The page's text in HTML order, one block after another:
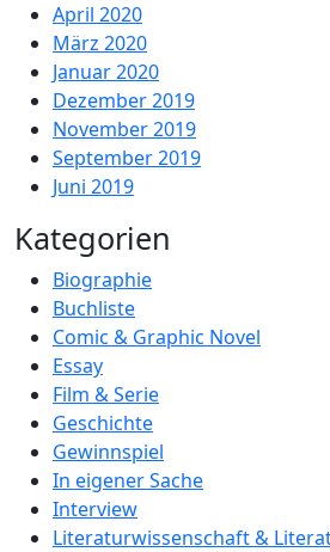
April 2020
März 2020
Januar 2020
Dezember 2019
November 2019
September 2019
Juni 2019
Kategorien
Biographie
Buchliste
Comic & Graphic Novel
Essay
Film & Serie
Geschichte
Gewinnspiel
In eigener Sache
Interview
Literaturwissenschaft &